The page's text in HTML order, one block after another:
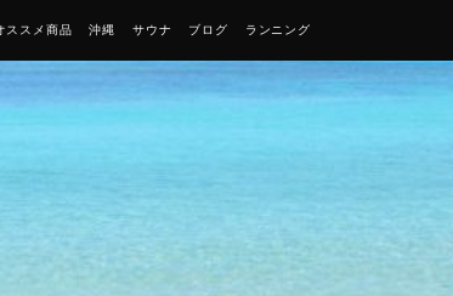
ススメ商品 沖縄 サウナ ブログ ランニング